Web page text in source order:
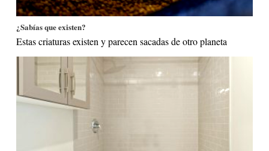
¿Sabías que existen?
Estas criaturas existen y parecen sacadas de otro planeta